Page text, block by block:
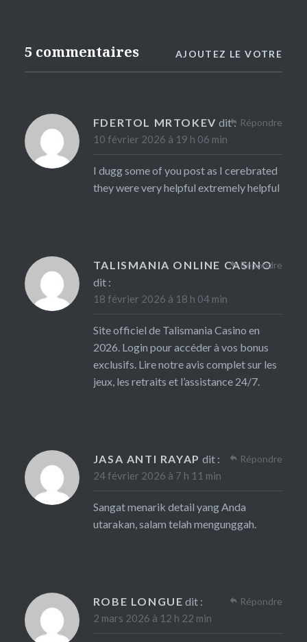
5 commentaires AJOUTEZ LE VOTRE
FDERTOL MRTOKEV dit :
10 février 2026 à 19 h 06 min
I dugg some of you post as I cerebrated
they were very helpful extremely helpful
Répondre
TALISMANIA ONLINE CASINO
dit :
18 février 2026 à 18 h 04 min
Site officiel de Talismania Casino en
2026. Login pour accéder à vos bonus
exclusifs. Lire notre avis complet sur les
jeux, les retraits et l’assistance 24/7.
Répondre
JASA ANTI RAYAP dit :
24 février 2026 à 7 h 11 min
Sangat menarik detail yang Anda
utarakan, salam telah mengunggah.
Répondre
ROBE LONGUE dit :
2 mars 2026 à 12 h 22 min
Répondre